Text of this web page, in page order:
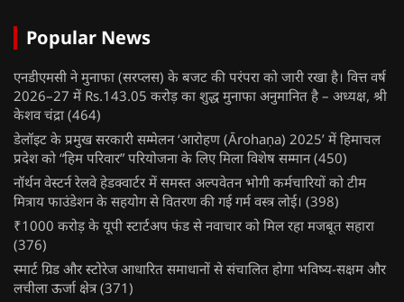
Popular News
एनडीएमसी ने मुनाफा (सरप्लस) के बजट की परंपरा को जारी रखा है। वित्त वर्ष
2026–27 में Rs.143.05 करोड़ का शुद्ध मुनाफा अनुमानित है – अध्यक्ष, श्री
केशव चंद्रा (464)
डेलॉइट के प्रमुख सरकारी सम्मेलन ‘आरोहण (Ārohaṇa) 2025’ में हिमाचल
प्रदेश को “हिम परिवार” परियोजना के लिए मिला विशेष सम्मान (450)
नॉर्थन वेस्टर्न रेलवे हेडक्वार्टर में समस्त अल्पवेतन भोगी कर्मचारियों को टीम
मित्राय फाउंडेशन के सहयोग से वितरण की गई गर्म वस्त्र लोई। (398)
₹1000 करोड़ के यूपी स्टार्टअप फंड से नवाचार को मिल रहा मजबूत सहारा
(376)
स्मार्ट ग्रिड और स्टोरेज आधारित समाधानों से संचालित होगा भविष्य-सक्षम और
लचीला ऊर्जा क्षेत्र (371)